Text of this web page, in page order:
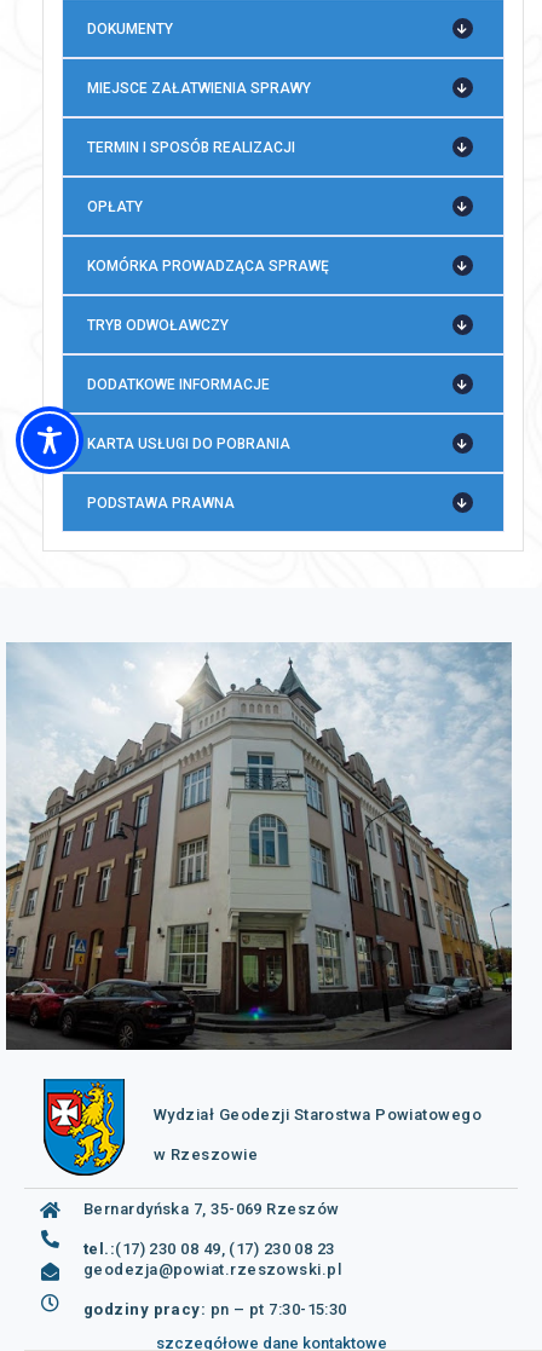
DOKUMENTY
MIEJSCE ZAŁATWIENIA SPRAWY
TERMIN I SPOSÓB REALIZACJI
OPŁATY
KOMÓRKA PROWADZĄCA SPRAWĘ
TRYB ODWOŁAWCZY
DODATKOWE INFORMACJE
KARTA USŁUGI DO POBRANIA
PODSTAWA PRAWNA
Wydział Geodezji Starostwa Powiatowego
w Rzeszowie
Bernardyńska 7, 35-069 Rzeszów
tel.:(17) 230 08 49, (17) 230 08 23
geodezja@powiat.rzeszowski.pl
godziny pracy: pn – pt 7:30-15:30
szczegółowe dane kontaktowe